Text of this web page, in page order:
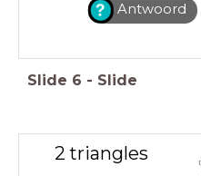
Antwoord
Slide 6 - Slide
2 triangles